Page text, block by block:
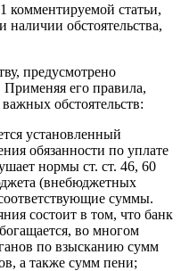
комментируемой статьи,
обстоятельства,
предусмотрено
Применяя его правила,
обстоятельств:
установленный
обязанности по уплате
нормы ст. ст. 46, 60
(внебюджетных
суммы.
состоит в том, что банк
во многом
по взысканию сумм
а также сумм пени;